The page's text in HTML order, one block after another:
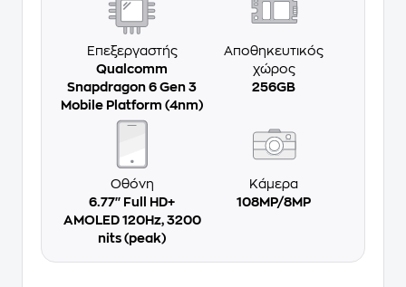
Επεξεργαστής
Qualcomm
Snapdragon 6 Gen 3
Mobile Platform (4nm)
Αποθηκευτικός
χώρος
256GB
Οθόνη
6.77'' Full HD+
AMOLED 120Hz, 3200
nits (peak)
Κάμερα
108MP/8MP